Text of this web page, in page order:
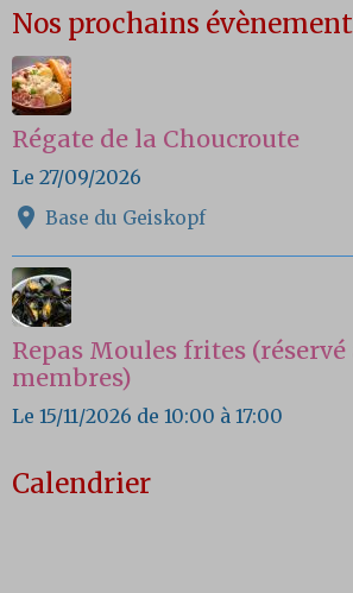
Nos prochains
Régate de la Choucroute
Le 27/09/2026
Base du Geiskopf
Repas Moules frites (réservé
membres)
Le 15/11/2026 de 10:00 à 17:00
Calendrier